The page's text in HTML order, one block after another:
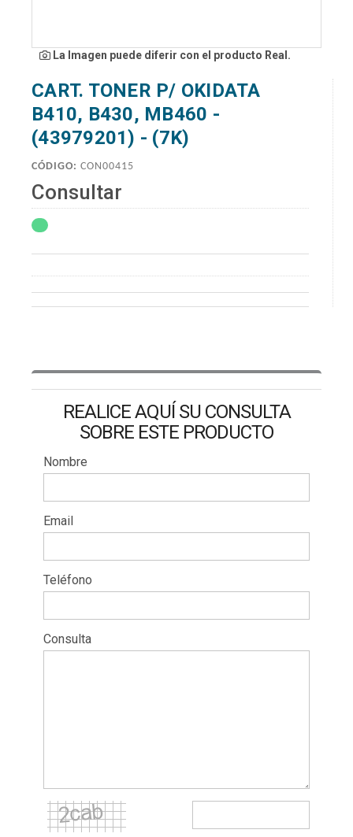
La Imagen puede diferir con el producto Real.
CART. TONER P/ OKIDATA
B410, B430, MB460 -
(43979201) - (7K)
CÓDIGO: CON00415
Consultar
REALICE AQUÍ SU CONSULTA
SOBRE ESTE PRODUCTO
Nombre
Email
Teléfono
Consulta